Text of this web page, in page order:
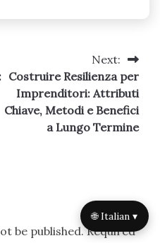
Next:
Costruire Resilienza per
Imprenditori: Attributi
Chiave, Metodi e Benefici
a Lungo Termine
be published. Required
🌐 Italian ▾